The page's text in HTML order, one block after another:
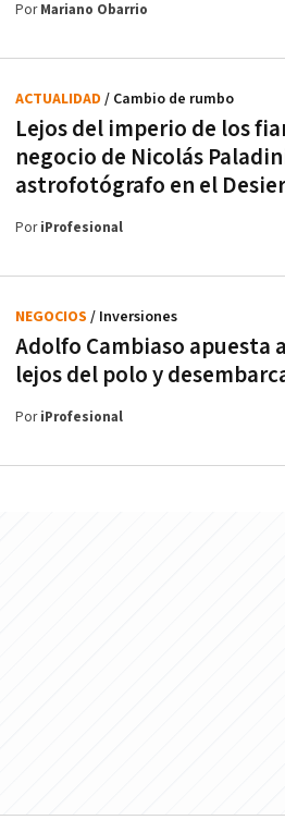
PorMariano Obarrio
Lejos del imperio de los
negocio de Nicolás
astrofotógrafo en el
ACTUALIDAD / Cambio de rumbo
PoriProfesional
Adolfo Cambiaso apuesta
lejos del polo y
NEGOCIOS / Inversiones
PoriProfesional